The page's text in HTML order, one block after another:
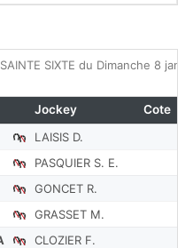
SIXTE du Dimanche 8
LAISIS D.
PASQUIER S. E.
GONCET R.
GRASSET M.
CLOZIER F.
Jockey Cote